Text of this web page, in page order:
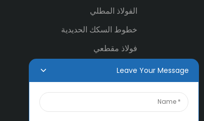
الفولاذ المطلي
خطوط السكك الحديدية
فولاذ مقطعي
أنابيب ومواسير فولاذيةLeave Your Message